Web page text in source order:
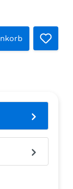
Gib den